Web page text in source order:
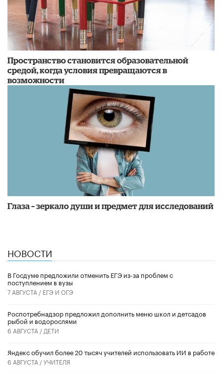
Пространство становится образовательной
средой, когда условия превращаются в
возможности
Глаза – зеркало души и предмет для исследований
НОВОСТИ
В Госдуме предложили отменить ЕГЭ из-за проблем с
поступлением в вузы
7 АВГУСТА / ЕГЭ И ОГЭ
Роспотребнадзор предложил дополнить меню школ и детсадов
рыбой и водорослями
6 АВГУСТА / ДЕТИ
​Яндекс обучил более 20 тысяч учителей использовать ИИ в работе
6 АВГУСТА /УЧИТЕЛЯ